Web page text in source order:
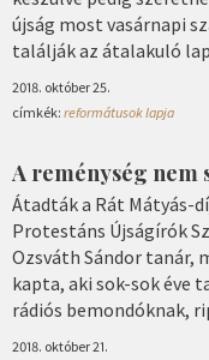
újság most vasárnapi
találják az átalakuló
2018. október 25.
címkék: reformátusok lapja
A reménység nem
Átadták a Rát Mátyás-
Protestáns Újságírók
Ozsváth Sándor tanár,
kapta, aki sok-sok éve
rádiós bemondóknak,
2018. október 21.